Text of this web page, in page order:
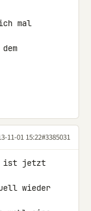
mal
11-01 15:22#3385031
ist jetzt
wieder